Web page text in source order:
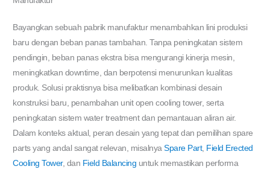
Bayangkan sebuah pabrik manufaktur menambahkan lini produksi
baru dengan beban panas tambahan. Tanpa peningkatan sistem
pendingin, beban panas ekstra bisa mengurangi kinerja mesin,
meningkatkan downtime, dan berpotensi menurunkan kualitas
produk. Solusi praktisnya bisa melibatkan kombinasi desain
konstruksi baru, penambahan unit open cooling tower, serta
peningkatan sistem water treatment dan pemantauan aliran air.
Dalam konteks aktual, peran desain yang tepat dan pemilihan spare
parts yang andal sangat relevan, misalnyaSpare Part, Field Erected
Cooling Tower, dan Field Balancing untuk memastikan performa